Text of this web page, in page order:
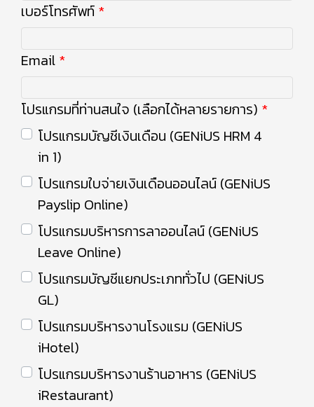
เบอร์โทรศัพท์
Email
โปรแกรมที่ท่านสนใจ (เลือกได้หลายรายการ)
โปรแกรมบัญชีเงินเดือน (GENiUS HRM 4
in 1)
โปรแกรมใบจ่ายเงินเดือนออนไลน์ (GENiUS
Payslip Online)
โปรแกรมบริหารการลาออนไลน์ (GENiUS
Leave Online)
โปรแกรมบัญชีแยกประเภททั่วไป (GENiUS
GL)
โปรแกรมบริหารงานโรงแรม (GENiUS
iHotel)
โปรแกรมบริหารงานร้านอาหาร (GENiUS
iRestaurant)